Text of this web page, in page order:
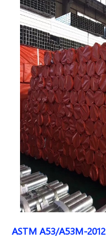
ASTM A53/A53M-2012